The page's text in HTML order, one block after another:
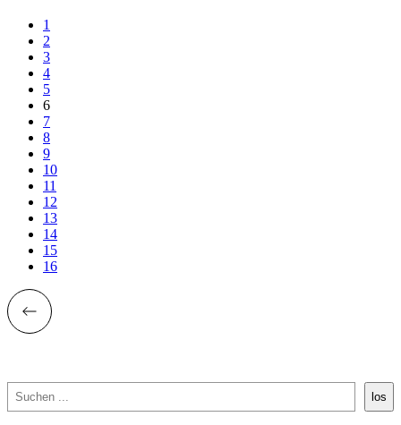
1
2
3
4
5
6
7
8
9
10
11
12
13
14
15
16
Suchen
los